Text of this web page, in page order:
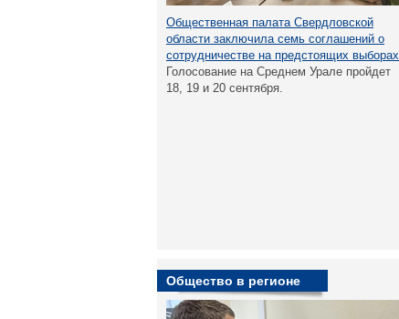
Общественная палата Свердловской
области заключила семь соглашений о
сотрудничестве на предстоящих выборах
Голосование на Среднем Урале пройдет
18, 19 и 20 сентября.
Общество в регионе